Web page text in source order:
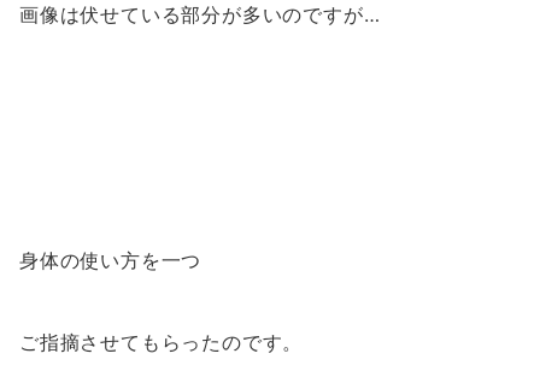
画像は伏せている部分が多いのですが…
身体の使い方を一つ
ご指摘させてもらったのです。